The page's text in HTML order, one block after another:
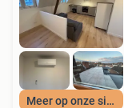
Meer op onze site